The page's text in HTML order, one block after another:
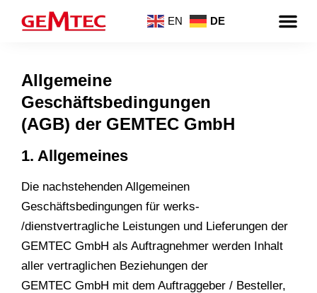
EN DE
Allgemeine
Geschäftsbedingungen
(AGB) der GEMTEC GmbH
1. Allgemeines
Die nachstehenden Allgemeinen
Geschäftsbedingungen für werks-
/dienstvertragliche Leistungen und Lieferungen der
GEMTEC GmbH als Auftragnehmer werden Inhalt
aller vertraglichen Beziehungen der
GEMTEC GmbH mit dem Auftraggeber / Besteller,